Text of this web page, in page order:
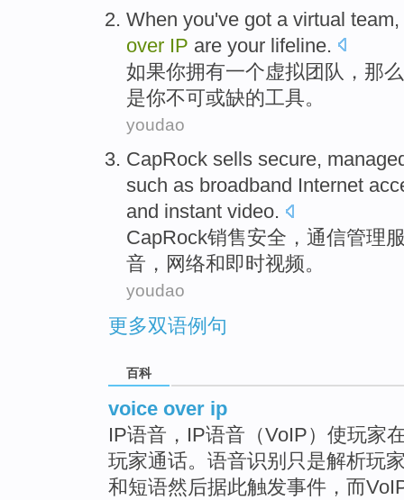
When you've got a virtual team,
over IP are your lifeline.
如果你拥有一个虚拟团队 ，那
是你不可或缺的工具。
youdao
CapRock sells secure,
such as broadband Internet
and instant video.
CapRock销售安全 ， 通信管理
音 ， 网络和即时视频。
youdao
更多双语例句
百科
voice over ip
IP语音，IP语音（VoIP）使玩家
玩家通话。语音识别只是解析玩
和短语然后据此触发事件，而